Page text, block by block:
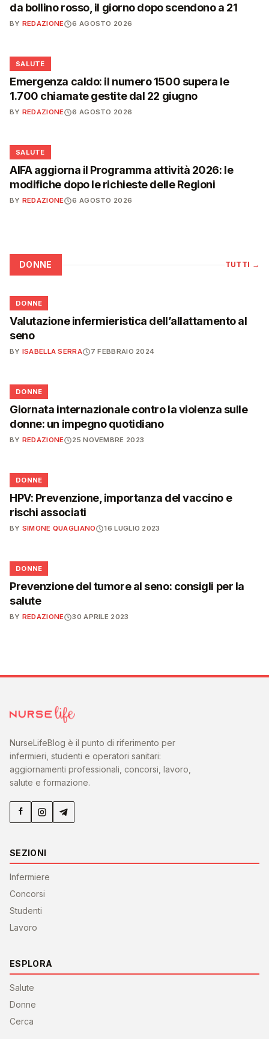
da bollino rosso, il giorno dopo scendono a 21
BY REDAZIONE 6 AGOSTO 2026
❤️
SALUTE
Emergenza caldo: il numero 1500 supera le
1.700 chiamate gestite dal 22 giugno
BY REDAZIONE 6 AGOSTO 2026
❤️
SALUTE
AIFA aggiorna il Programma attività 2026: le
modifiche dopo le richieste delle Regioni
BY REDAZIONE 6 AGOSTO 2026
DONNE TUTTI →
🌸
DONNE
Valutazione infermieristica dell’allattamento al
seno
BY ISABELLA SERRA 7 FEBBRAIO 2024
🌸
DONNE
Giornata internazionale contro la violenza sulle
donne: un impegno quotidiano
BY REDAZIONE 25 NOVEMBRE 2023
🌸
DONNE
HPV: Prevenzione, importanza del vaccino e
rischi associati
BY SIMONE QUAGLIANO 16 LUGLIO 2023
🌸
DONNE
Prevenzione del tumore al seno: consigli per la
salute
BY REDAZIONE 30 APRILE 2023
NurseLifeBlog è il punto di riferimento per
infermieri, studenti e operatori sanitari:
aggiornamenti professionali, concorsi, lavoro,
salute e formazione.
SEZIONI
Infermiere
Concorsi
Studenti
Lavoro
ESPLORA
Salute
Donne
Cerca